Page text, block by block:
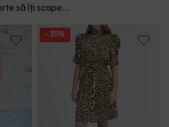
să îți scape...
- 35%